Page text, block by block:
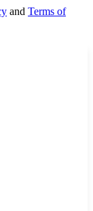
and Terms of